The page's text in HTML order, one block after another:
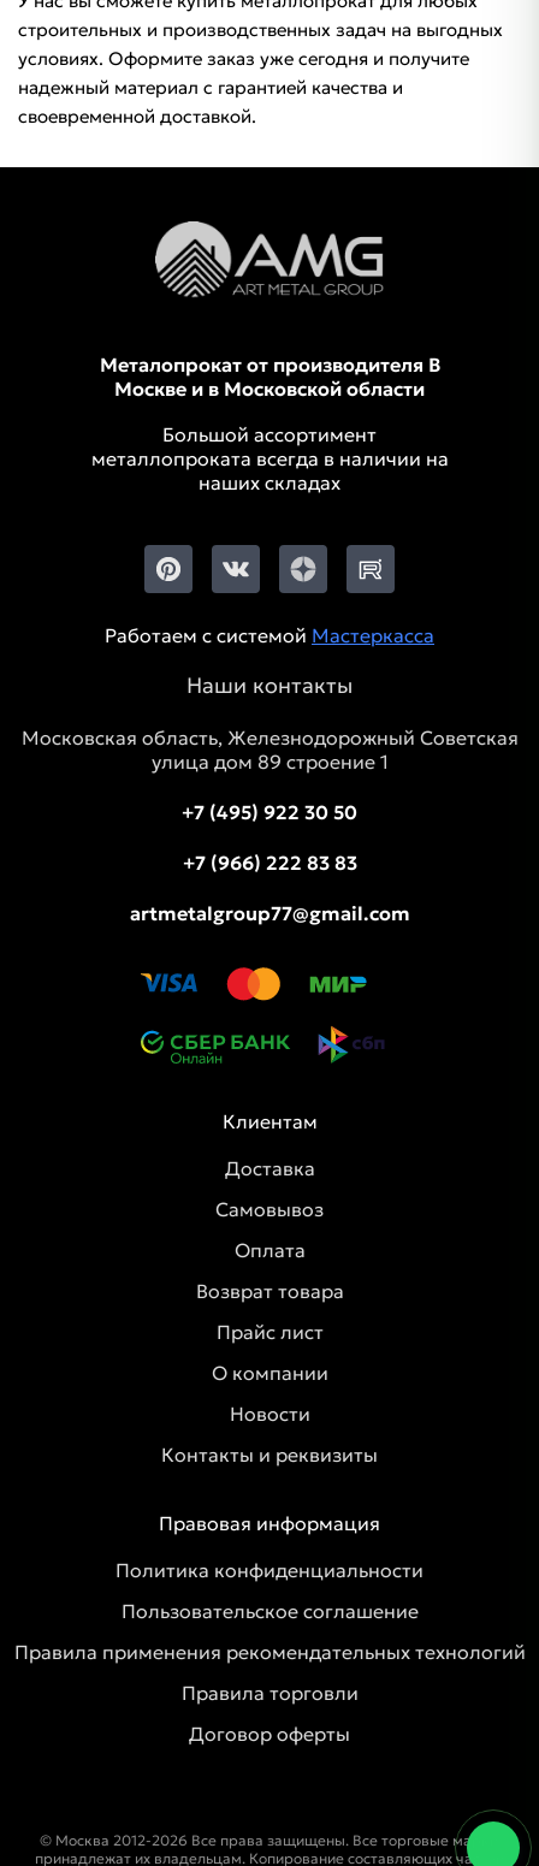
строительных и производственных задач на выгодных
условиях. Оформите заказ уже сегодня и получите
надежный материал с гарантией качества и
своевременной доставкой.
Металопрокат от производителя В
Москве и в Московской области
Большой ассортимент
металлопроката всегда в наличии на
наших складах
Работаем с системой Мастеркасса
Наши контакты
Московская область, Железнодорожный Советская
улица дом 89 строение 1
+7 (495) 922 30 50
+7 (966) 222 83 83
artmetalgroup77@gmail.com
Клиентам
Доставка
Самовывоз
Оплата
Возврат товара
Прайс лист
О компании
Новости
Контакты и реквизиты
Правовая информация
Политика конфиденциальности
Пользовательское соглашение
Правила применения рекомендательных технологий
Правила торговли
Договор оферты
© Москва 2012-2026 Все права защищены. Все торговые марки
принадлежат их владельцам. Копирование составляющих частей